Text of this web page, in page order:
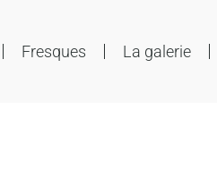
Fresques La galerie